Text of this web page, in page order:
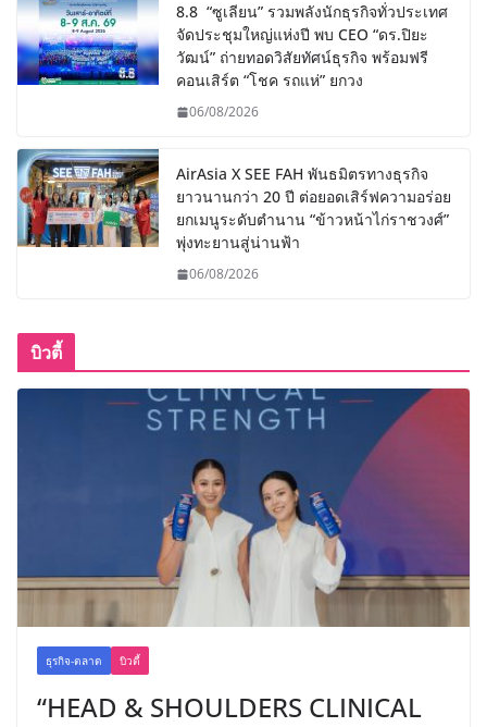
8.8 “ซูเลียน” รวมพลังนักธุรกิจทั่วประเทศ
จัดประชุมใหญ่แห่งปี พบ CEO “ดร.ปิยะ
วัฒน์” ถ่ายทอดวิสัยทัศน์ธุรกิจ พร้อมฟรี
คอนเสิร์ต “โชค รถแห่” ยกวง
06/08/2026
AirAsia X SEE FAH พันธมิตรทางธุรกิจ
ยาวนานกว่า 20 ปี ต่อยอดเสิร์ฟความอร่อย
ยกเมนูระดับตำนาน “ข้าวหน้าไก่ราชวงศ์”
พุ่งทะยานสู่น่านฟ้า
06/08/2026
บิวตี้
ธุรกิจ-ตลาด บิวตี้
“HEAD & SHOULDERS CLINICAL